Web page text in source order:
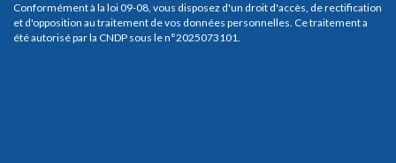
Conformément à la loi 09-08, vous disposez d'un droit d'accès, de rectification
et d'opposition au traitement de vos données personnelles. Ce traitement a
été autorisé par la CNDP sous le n°2025073101.